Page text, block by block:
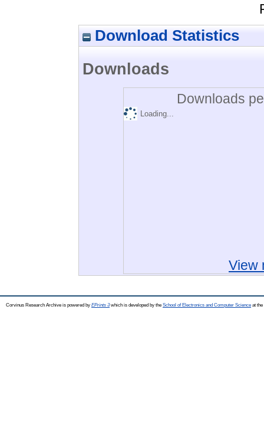
Download Statistics
Downloads
Downloads
Loading...
View
Corvinus Research Archive is powered by EPrints 3which is developed by the School of Electronics and Computer Science at